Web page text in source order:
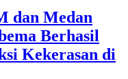
dan Medan
Berhasil
Kekerasan di